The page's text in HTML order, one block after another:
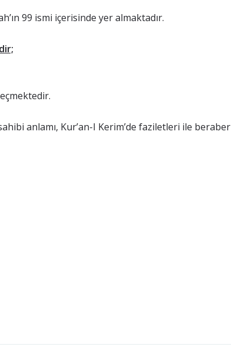
99 ismi içerisinde yer almaktadır.
anlamı, Kur’an-I Kerim’de faziletleri ile beraber